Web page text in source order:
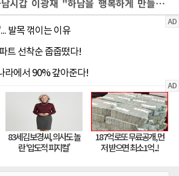
[당선인 인터뷰] 하남시갑 이광재 "하남을 행복하게 만들겠다"